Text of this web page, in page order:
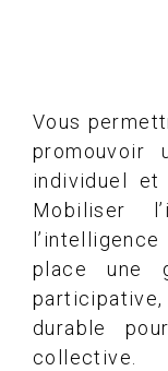
Vous
promouvoir
individuel et
Mobiliser
place une
durable
collective.